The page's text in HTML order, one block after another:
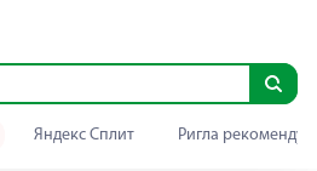
Яндекс Сплит Ригла